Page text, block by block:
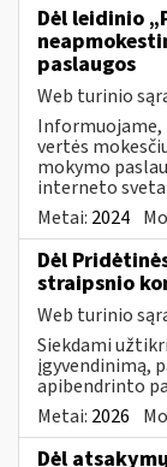
Dėl leidinio
paslaugos
Web turinio
Informuojame,
vertės
mokymo
interneto
Metai: 2024
Dėl
straipsnio
Web turinio
Siekdami
įgyvendinimą,
apibendrinto
Metai: 2026
Dėl